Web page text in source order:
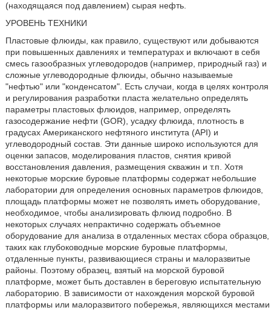
(находящаяся под давлением) сырая нефть.
УРОВЕНЬ ТЕХНИКИ
Пластовые флюиды, как правило, существуют или добываются
при повышенных давлениях и температурах и включают в себя
смесь газообразных углеводородов (например, природный газ) и
сложные углеводородные флюиды, обычно называемые
"нефтью" или "конденсатом". Есть случаи, когда в целях контроля
и регулирования разработки пласта желательно определять
параметры пластовых флюидов, например, определять
газосодержание нефти (GOR), усадку флюида, плотность в
градусах Американского нефтяного института (API) и
углеводородный состав. Эти данные широко используются для
оценки запасов, моделирования пластов, снятия кривой
восстановления давления, размещения скважин и т.п. Хотя
некоторые морские буровые платформы содержат небольшие
лаборатории для определения основных параметров флюидов,
площадь платформы может не позволять иметь оборудование,
необходимое, чтобы анализировать флюид подробно. В
некоторых случаях непрактично содержать объемное
оборудование для анализа в отдаленных местах сбора образцов,
таких как глубоководные морские буровые платформы,
отдаленные пункты, развивающиеся страны и малоразвитые
районы. Поэтому образец, взятый на морской буровой
платформе, может быть доставлен в береговую испытательную
лабораторию. В зависимости от нахождения морской буровой
платформы или малоразвитого побережья, являющихся местами